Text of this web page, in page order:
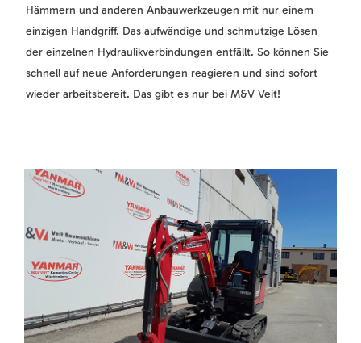
Hämmern und anderen Anbauwerkzeugen mit nur einem
einzigen Handgriff. Das aufwändige und schmutzige Lösen
der einzelnen Hydraulikverbindungen entfällt. So können Sie
schnell auf neue Anforderungen reagieren und sind sofort
wieder arbeitsbereit. Das gibt es nur bei M&V Veit!